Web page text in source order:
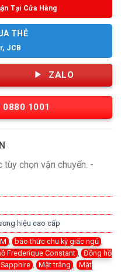
Tại Cửa Hàng
THẺ
JCB
ZALO
0880 1001
chọn vận chuyển. -
hiệu cao cấp
báo thức chu kỳ giấc ngủ
Frederique Constant
Đồng hồ
Mặt trắng
Mặt